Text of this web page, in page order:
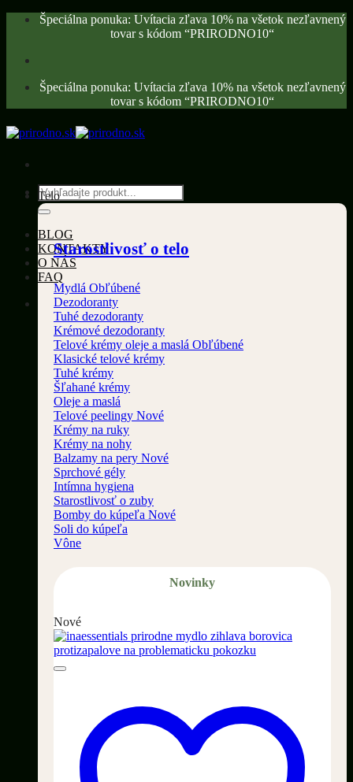
Skip
Špeciálna ponuka: Uvítacia zľava 10% na všetok nezľavnený
tovar s kódom “PRIRODNO10“
Špeciálna ponuka: Uvítacia zľava 10% na všetok nezľavnený
tovar s kódom “PRIRODNO10“
Hľadať:
BLOG
KONTAKTY
O NÁS
FAQ
Telo
Starostlivosť o telo
Mydlá
Dezodoranty
Tuhé dezodoranty
Krémové dezodoranty
Telové krémy oleje a maslá
Klasické telové krémy
Tuhé krémy
Šľahané krémy
Oleje a maslá
Telové peelingy
Krémy na ruky
Krémy na nohy
Balzamy na pery
Sprchové gély
Intímna hygiena
Starostlivosť o zuby
Bomby do kúpeľa
Soli do kúpeľa
Vône
Novinky
Nové